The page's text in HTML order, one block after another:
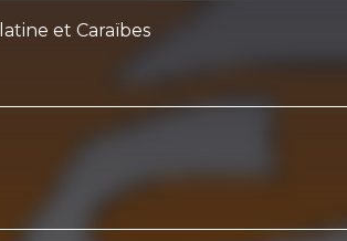
et Caraïbes